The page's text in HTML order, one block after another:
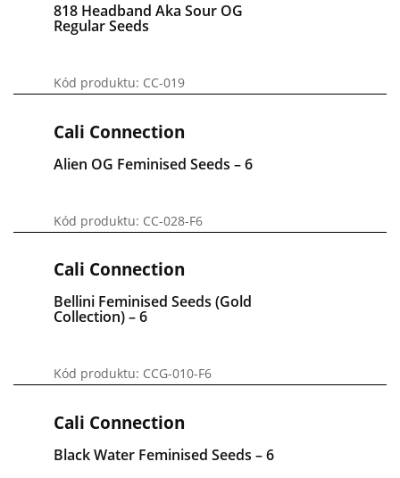
818 Headband Aka Sour OG
Regular Seeds
Kód produktu: CC-019
Cali Connection
Alien OG Feminised Seeds – 6
Kód produktu: CC-028-F6
Cali Connection
Bellini Feminised Seeds (Gold
Collection) – 6
Kód produktu: CCG-010-F6
Cali Connection
Black Water Feminised Seeds – 6